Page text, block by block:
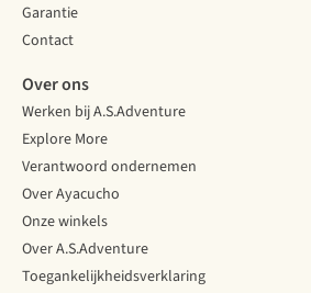
Garantie
Contact
Over ons
Werken bij A.S.Adventure
Explore More
Verantwoord ondernemen
Over Ayacucho
Onze winkels
Over A.S.Adventure
Toegankelijkheidsverklaring